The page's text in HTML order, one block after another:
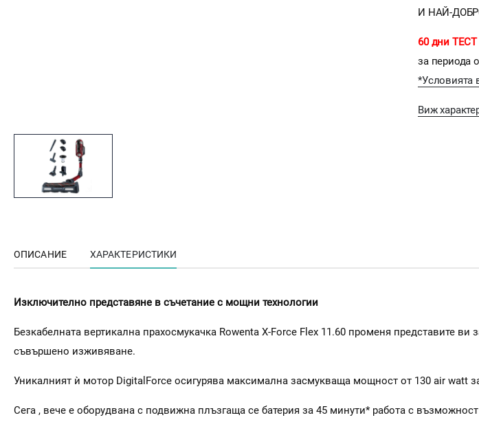
И НАЙ-
60 дни
за периода
*Условията
Виж
ОПИСАНИЕ ХАРАКТЕРИСТИКИ
Изключително представяне в съчетание с мощни технологии
Безкабелната вертикална прахосмукачка Rowenta X-Force Flex 11.60 променя представите
съвършено изживяване.
Уникалният ѝ мотор DigitalForce осигурява максимална засмукваща мощност от 130 air watt
Сега , вече е оборудвана с подвижна плъзгаща се батерия за 45 минути* работа с